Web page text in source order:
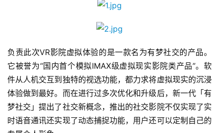
负责此次VR影院虚拟体验的是一款名为有梦社交的产品。
它被誉为“国内首个模拟IMAX级虚拟现实影院类产品”。软
件从人机交互到独特的视选功能，都力求将虚拟现实的沉浸
体验做到最好。而在进行过多次优化和升级后，新一代「有
梦社交」提出了社交新概念，推出的社交影院不仅实现了实
时语音通讯还实现了动态捕捉功能，用户还可以定制自己的